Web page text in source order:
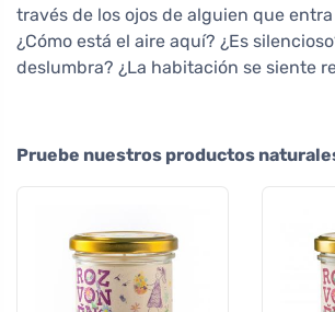
través de los ojos de alguien que
¿Cómo está el aire aquí? ¿Es
deslumbra? ¿La habitación se siente
Pruebe nuestros productos